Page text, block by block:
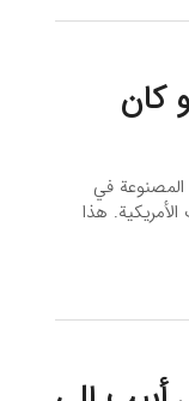
كان
المصنوعة في
هذا